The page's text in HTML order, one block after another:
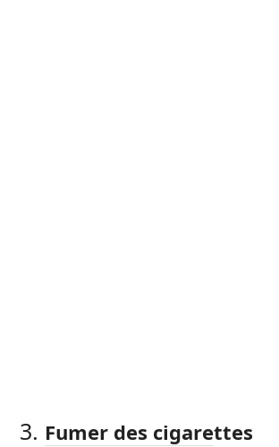
Fumer des cigarettes